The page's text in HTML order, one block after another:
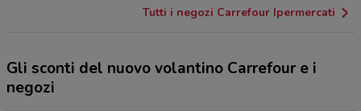
Tutti i negozi Carrefour Ipermercati
Gli sconti del nuovo volantino Carrefour e i
negozi